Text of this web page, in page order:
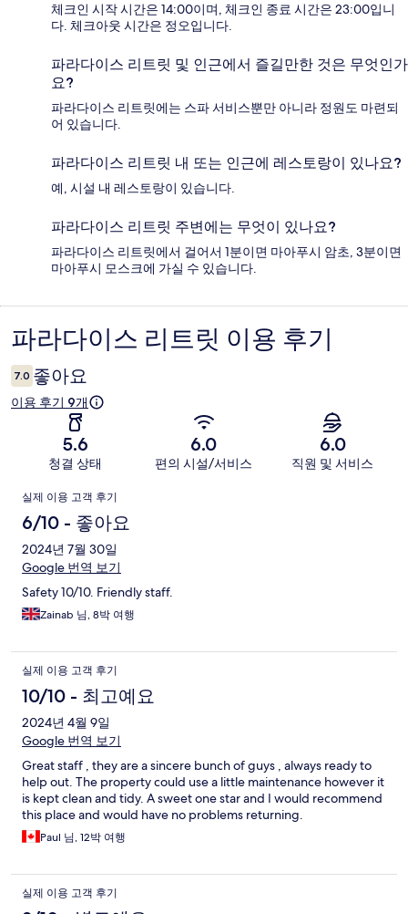
체크인 시작 시간은 14:00이며, 체크인 종료 시간은 23:00입니
다. 체크아웃 시간은 정오입니다.
파라다이스 리트릿 및 인근에서 즐길만한 것은 무엇인가
요?
파라다이스 리트릿에는 스파 서비스뿐만 아니라 정원도 마련되
어 있습니다.
파라다이스 리트릿 내 또는 인근에 레스토랑이 있나요?
예, 시설 내 레스토랑이 있습니다.
파라다이스 리트릿 주변에는 무엇이 있나요?
파라다이스 리트릿에서 걸어서 1분이면 마아푸시 암초, 3분이면
마아푸시 모스크에 가실 수 있습니다.
이
용
후
파라다이스 리트릿 이용 후기
7.0 좋아요
이용 후기 9개
5.6
청결 상태
6.0
편의 시설/서비스
6.0
직원 및 서비스
이
용
후
기
실제 이용 고객 후기
6/10 - 좋아요
2024년 7월 30일
Google 번역 보기
Safety 10/10. Friendly staff.
Zainab 님, 8박 여행
실제 이용 고객 후기
10/10 - 최고예요
2024년 4월 9일
Google 번역 보기
Great staff , they are a sincere bunch of guys , always ready to
help out. The property could use a little maintenance however it
is kept clean and tidy. A sweet one star and I would recommend
this place and would have no problems returning.
Paul 님, 12박 여행
실제 이용 고객 후기